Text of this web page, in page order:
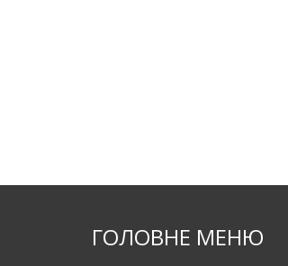
ГОЛОВНЕ МЕНЮ